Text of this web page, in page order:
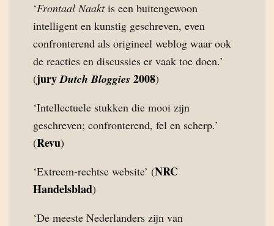
‘Frontaal Naaktis een buitengewoon
intelligent en kunstig geschreven, even
confronterend als origineel weblog waar ook
de reacties en discussies er vaak toe doen.’
(juryDutch Bloggies 2008)
‘Intellectuele stukken die mooi zijn
geschreven; confronterend, fel en scherp.’
(Revu)
‘Extreem-rechtse website’ (NRC
Handelsblad)
‘De meeste Nederlanders zijn van